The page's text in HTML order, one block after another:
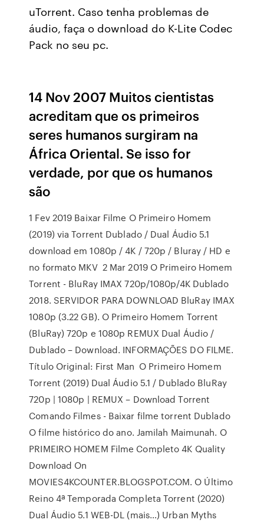
uTorrent. Caso tenha problemas de
áudio, faça o download do K-Lite Codec
Pack no seu pc.
14 Nov 2007 Muitos cientistas
acreditam que os primeiros
seres humanos surgiram na
África Oriental. Se isso for
verdade, por que os humanos
são
1 Fev 2019 Baixar Filme O Primeiro Homem
(2019) via Torrent Dublado / Dual Áudio 5.1
download em 1080p / 4K / 720p / Bluray / HD e
no formato MKV 2 Mar 2019 O Primeiro Homem
Torrent - BluRay IMAX 720p/1080p/4K Dublado
2018. SERVIDOR PARA DOWNLOAD BluRay IMAX
1080p (3.22 GB). O Primeiro Homem Torrent
(BluRay) 720p e 1080p REMUX Dual Áudio /
Dublado – Download. INFORMAÇÕES DO FILME.
Título Original: First Man O Primeiro Homem
Torrent (2019) Dual Áudio 5.1 / Dublado BluRay
720p | 1080p | REMUX – Download Torrent
Comando Filmes - Baixar filme torrent Dublado
O filme histórico do ano. Jamilah Maimunah. O
PRIMEIRO HOMEM Filme Completo 4K Quality
Download On
MOVIES4KCOUNTER.BLOGSPOT.COM. O Último
Reino 4ª Temporada Completa Torrent (2020)
Dual Áudio 5.1 WEB-DL (mais…) Urban Myths